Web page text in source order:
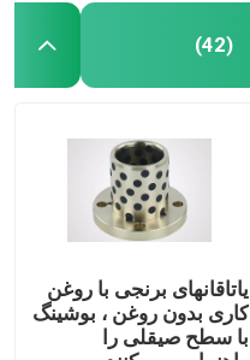
(42)
یاتاقانهای برنجی با روغن
کاری بدون روغن ، بوشینگ
با سطح صیقلی را